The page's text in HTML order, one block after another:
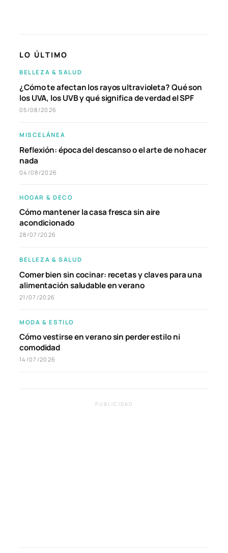
LO ÚLTIMO
BELLEZA & SALUD
¿Cómo te afectan los rayos ultravioleta? Qué son
los UVA, los UVB y qué significa de verdad el SPF
05/08/2026
MISCELÁNEA
Reflexión: época del descanso o el arte de no hacer
nada
04/08/2026
HOGAR & DECO
Cómo mantener la casa fresca sin aire
acondicionado
28/07/2026
BELLEZA & SALUD
Comer bien sin cocinar: recetas y claves para una
alimentación saludable en verano
21/07/2026
MODA & ESTILO
Cómo vestirse en verano sin perder estilo ni
comodidad
14/07/2026
PUBLICIDAD